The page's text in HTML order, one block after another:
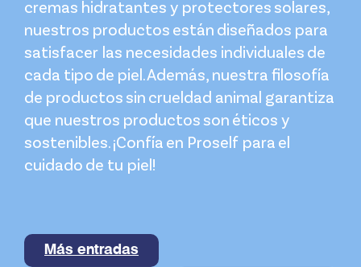
cremas hidratantes y protectores solares,
nuestros productos están diseñados para
satisfacer las necesidades individuales de
cada tipo de piel. Además, nuestra filosofía
de productos sin crueldad animal garantiza
que nuestros productos son éticos y
sostenibles. ¡Confía en Proself para el
cuidado de tu piel!
Más entradas